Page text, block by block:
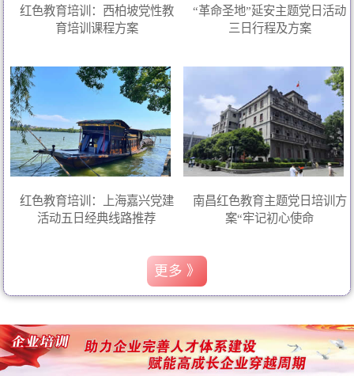
红色教育培训：西柏坡党性教
育培训课程方案
“革命圣地”延安主题党日活动
三日行程及方案
红色教育培训：上海嘉兴党建
活动五日经典线路推荐
南昌红色教育主题党日培训方
案“牢记初心使命
更多 》